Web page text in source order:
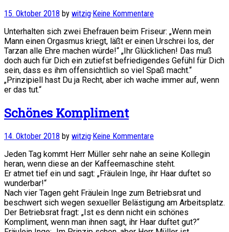
15. Oktober 2018 by witzig·Keine Kommentare
Unterhalten sich zwei Ehefrauen beim Friseur: „Wenn mein
Mann einen Orgasmus kriegt, läßt er einen Urschrei los, der
Tarzan alle Ehre machen würde!“ „Ihr Glücklichen! Das muß
doch auch für Dich ein zutiefst befriedigendes Gefühl für Dich
sein, dass es ihm offensichtlich so viel Spaß macht.“
„Prinzipiell hast Du ja Recht, aber ich wache immer auf, wenn
er das tut.“
Schönes Kompliment
14. Oktober 2018 by witzig·Keine Kommentare
Jeden Tag kommt Herr Müller sehr nahe an seine Kollegin
heran, wenn diese an der Kaffeemaschine steht.
Er atmet tief ein und sagt: „Fräulein Inge, ihr Haar duftet so
wunderbar!“
Nach vier Tagen geht Fräulein Inge zum Betriebsrat und
beschwert sich wegen sexueller Belästigung am Arbeitsplatz.
Der Betriebsrat fragt: „Ist es denn nicht ein schönes
Kompliment, wenn man ihnen sagt, ihr Haar duftet gut?“